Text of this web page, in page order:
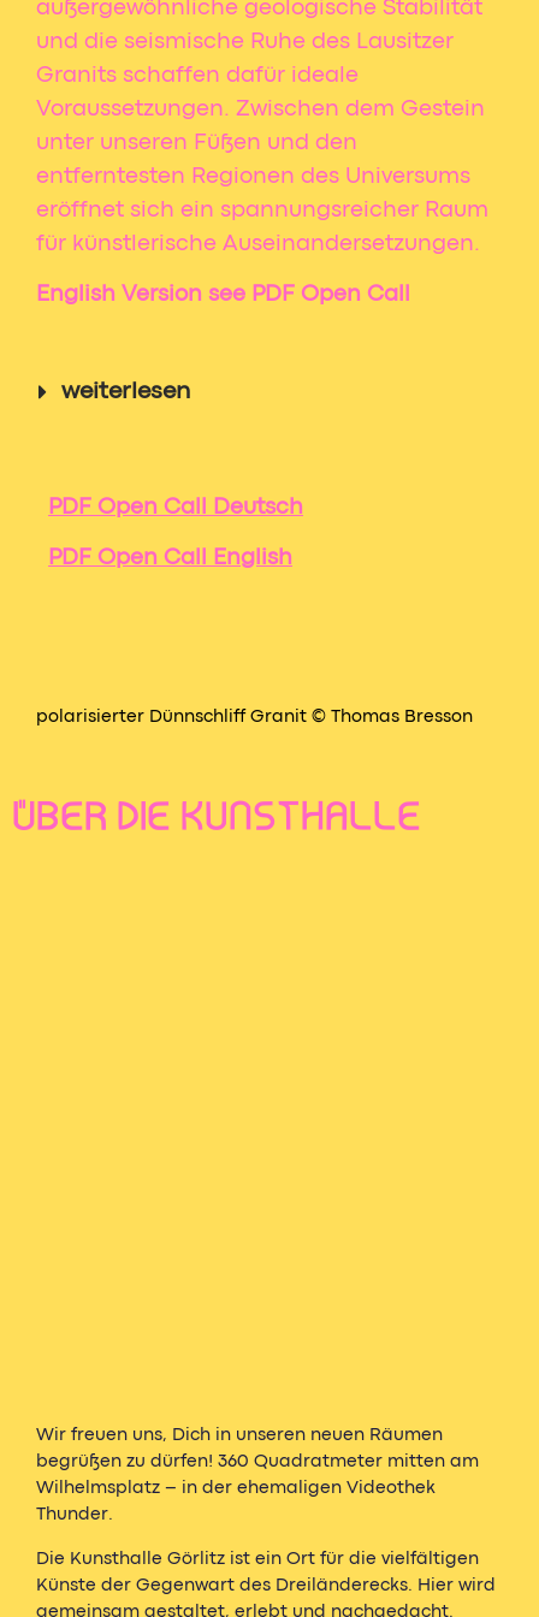
außergewöhnliche geologische Stabilität
und die seismische Ruhe des Lausitzer
Granits schaffen dafür ideale
Voraussetzungen. Zwischen dem Gestein
unter unseren Füßen und den
entferntesten Regionen des Universums
eröffnet sich ein spannungsreicher Raum
für künstlerische Auseinandersetzungen.
English Version see PDF Open Call
weiterlesen
PDF Open Call Deutsch
PDF Open Call English
polarisierter Dünnschliff Granit © Thomas Bresson
ÜBER DIE KUNSTHALLE
Wir freuen uns, Dich in unseren neuen Räumen
begrüßen zu dürfen! 360 Quadratmeter mitten am
Wilhelmsplatz – in der ehemaligen Videothek
Thunder.
Die Kunsthalle Görlitz ist ein Ort für die vielfältigen
Künste der Gegenwart des Dreiländerecks. Hier wird
gemeinsam gestaltet, erlebt und nachgedacht.